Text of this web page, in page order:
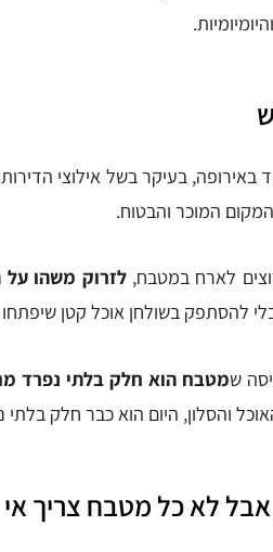
באירופה, בעיקר בשל אילוצי
המוכר והבטוח.
לארח במטבח,לזרוק משהו
להסתפק בשולחן אוכל קטן
שמטבח הוא חלק בלתי נפרד
והסלון, היום הוא כבר חלק
לא כל מטבח צריך אי